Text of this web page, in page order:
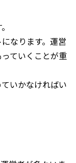
なります。運営
ていくことが重
いかなければい